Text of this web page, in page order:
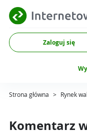
Zaloguj się
Strona główna > Rynek
Komentarz